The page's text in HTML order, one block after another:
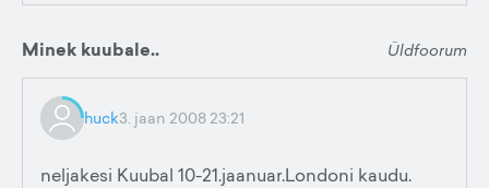
Minek kuubale.. Üldfoorum
huck3. jaan 2008 23:21
neljakesi Kuubal 10-21.jaanuar.Londoni kaudu.